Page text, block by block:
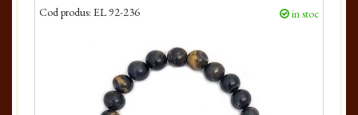
Cod produs: EL 92-236 in stoc